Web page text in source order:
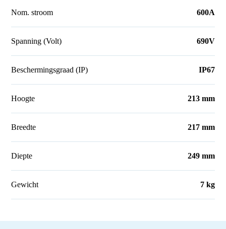
Nom. stroom 600A
Spanning (Volt) 690V
Beschermingsgraad (IP) IP67
Hoogte 213 mm
Breedte 217 mm
Diepte 249 mm
Gewicht 7 kg